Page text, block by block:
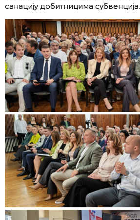
санацију добитницима субвенција.